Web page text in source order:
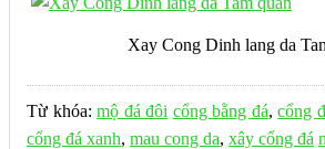
Xay Cong Dinh lang da
Từ khóa:mộ đá đôi cổng bằng đá,cổng
cổng đá xanh, mau cong da, xây cổng đá